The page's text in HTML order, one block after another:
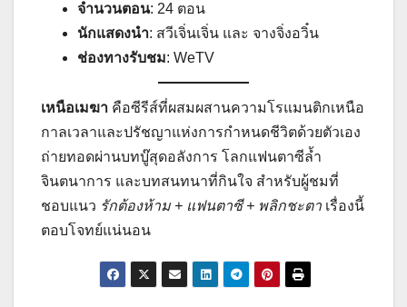
จำนวนตอน: 24 ตอน
นักแสดงนำ: สวีเจิ่นเจิ่น และ จางจิ่งอวิ๋น
ช่องทางรับชม: WeTV
เหนือเมฆา คือซีรีส์ที่ผสมผสานความโรแมนติกเหนือ
กาลเวลาและปรัชญาแห่งการกำหนดชีวิตด้วยตัวเอง
ถ่ายทอดผ่านบทบู๊สุดอลังการ โลกแฟนตาซีล้ำ
จินตนาการ และบทสนทนาที่กินใจ สำหรับผู้ชมที่
ชอบแนว รักต้องห้าม + แฟนตาซี + พลิกชะตา เรื่องนี้
ตอบโจทย์แน่นอน